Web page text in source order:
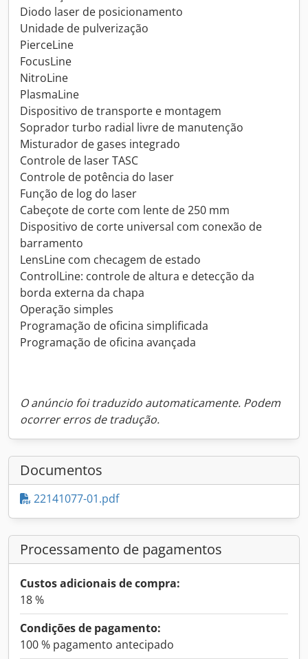
Diodo laser de posicionamento
Unidade de pulverização
PierceLine
FocusLine
NitroLine
PlasmaLine
Dispositivo de transporte e montagem
Soprador turbo radial livre de manutenção
Misturador de gases integrado
Controle de laser TASC
Controle de potência do laser
Função de log do laser
Cabeçote de corte com lente de 250 mm
Dispositivo de corte universal com conexão de
barramento
LensLine com checagem de estado
ControlLine: controle de altura e detecção da
borda externa da chapa
Operação simples
Programação de oficina simplificada
Programação de oficina avançada
O anúncio foi traduzido automaticamente. Podem
ocorrer erros de tradução.
Documentos
22141077-01.pdf
Processamento de pagamentos
Custos adicionais de compra:
18 %
Condições de pagamento:
100 % pagamento antecipado